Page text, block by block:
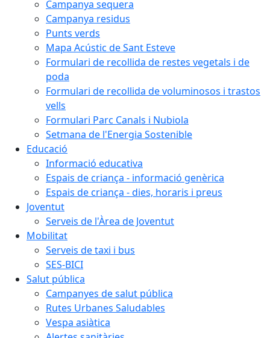
Campanya sequera
Campanya residus
Punts verds
Mapa Acústic de Sant Esteve
Formulari de recollida de restes vegetals i de
poda
Formulari de recollida de voluminosos i trastos
vells
Formulari Parc Canals i Nubiola
Setmana de l'Energia Sostenible
Educació
Informació educativa
Espais de criança - informació genèrica
Espais de criança - dies, horaris i preus
Joventut
Serveis de l'Àrea de Joventut
Mobilitat
Serveis de taxi i bus
SES-BICI
Salut pública
Campanyes de salut pública
Rutes Urbanes Saludables
Vespa asiàtica